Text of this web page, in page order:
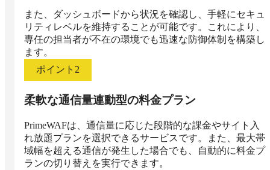
また、ダッシュボードから状況を確認し、手軽にセキュ
リティレベルを維持することが可能です。これにより、
専任の担当者が不在の環境でも迅速な防御体制を構築し
ます。
ポイント 2
柔軟な通信量連動型の料金プラン
PrimeWAFは、通信量に応じた段階的な課金やサイト入
れ放題プランを選択できるサービスです。また、最大帯
域幅を超える通信が発生した場合でも、自動的に料金プ
ランの切り替えを実行できます。